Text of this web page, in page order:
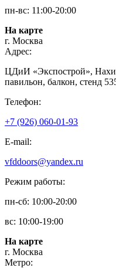
пн-вс: 11:00-20:00
На карте
г. Москва
Адрес:
ЦДиИ «Экспострой»,
павильон, балкон, стенд
Телефон:
+7 (926) 060-01-93
E-mail:
vfddoors@yandex.ru
Режим работы:
пн-сб: 10:00-20:00
вс: 10:00-19:00
На карте
г. Москва
Метро: